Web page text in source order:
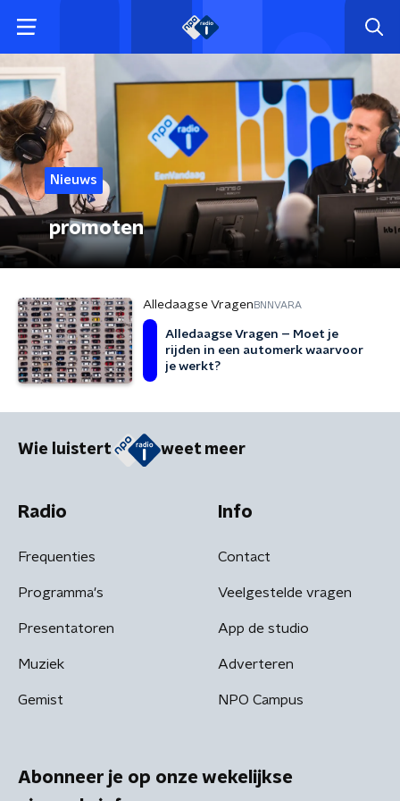
Nieuws
promoten
Alledaagse Vragen BNNVARA
Alledaagse Vragen – Moet je
rijden in een automerk waarvoor
je werkt?
Wie luistert weet meer
Radio
Frequenties
Programma's
Presentatoren
Muziek
Gemist
Info
Contact
Veelgestelde vragen
App de studio
Adverteren
NPO Campus
Abonneer je op onze wekelijkse